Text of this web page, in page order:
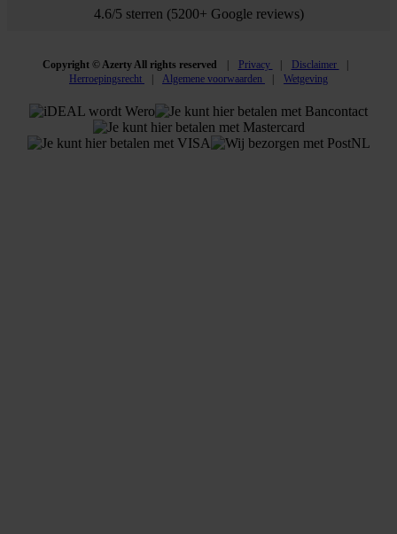
4.6/5 sterren (5200+ Google reviews)
Copyright © Azerty All rights reserved Privacy
Disclaimer
Herroepingsrecht
Algemene voorwaarden Wetgeving